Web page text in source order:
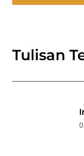
Tulisan